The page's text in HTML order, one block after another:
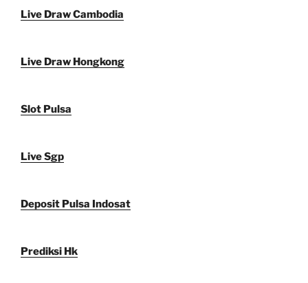
Live Draw Cambodia
Live Draw Hongkong
Slot Pulsa
Live Sgp
Deposit Pulsa Indosat
Prediksi Hk